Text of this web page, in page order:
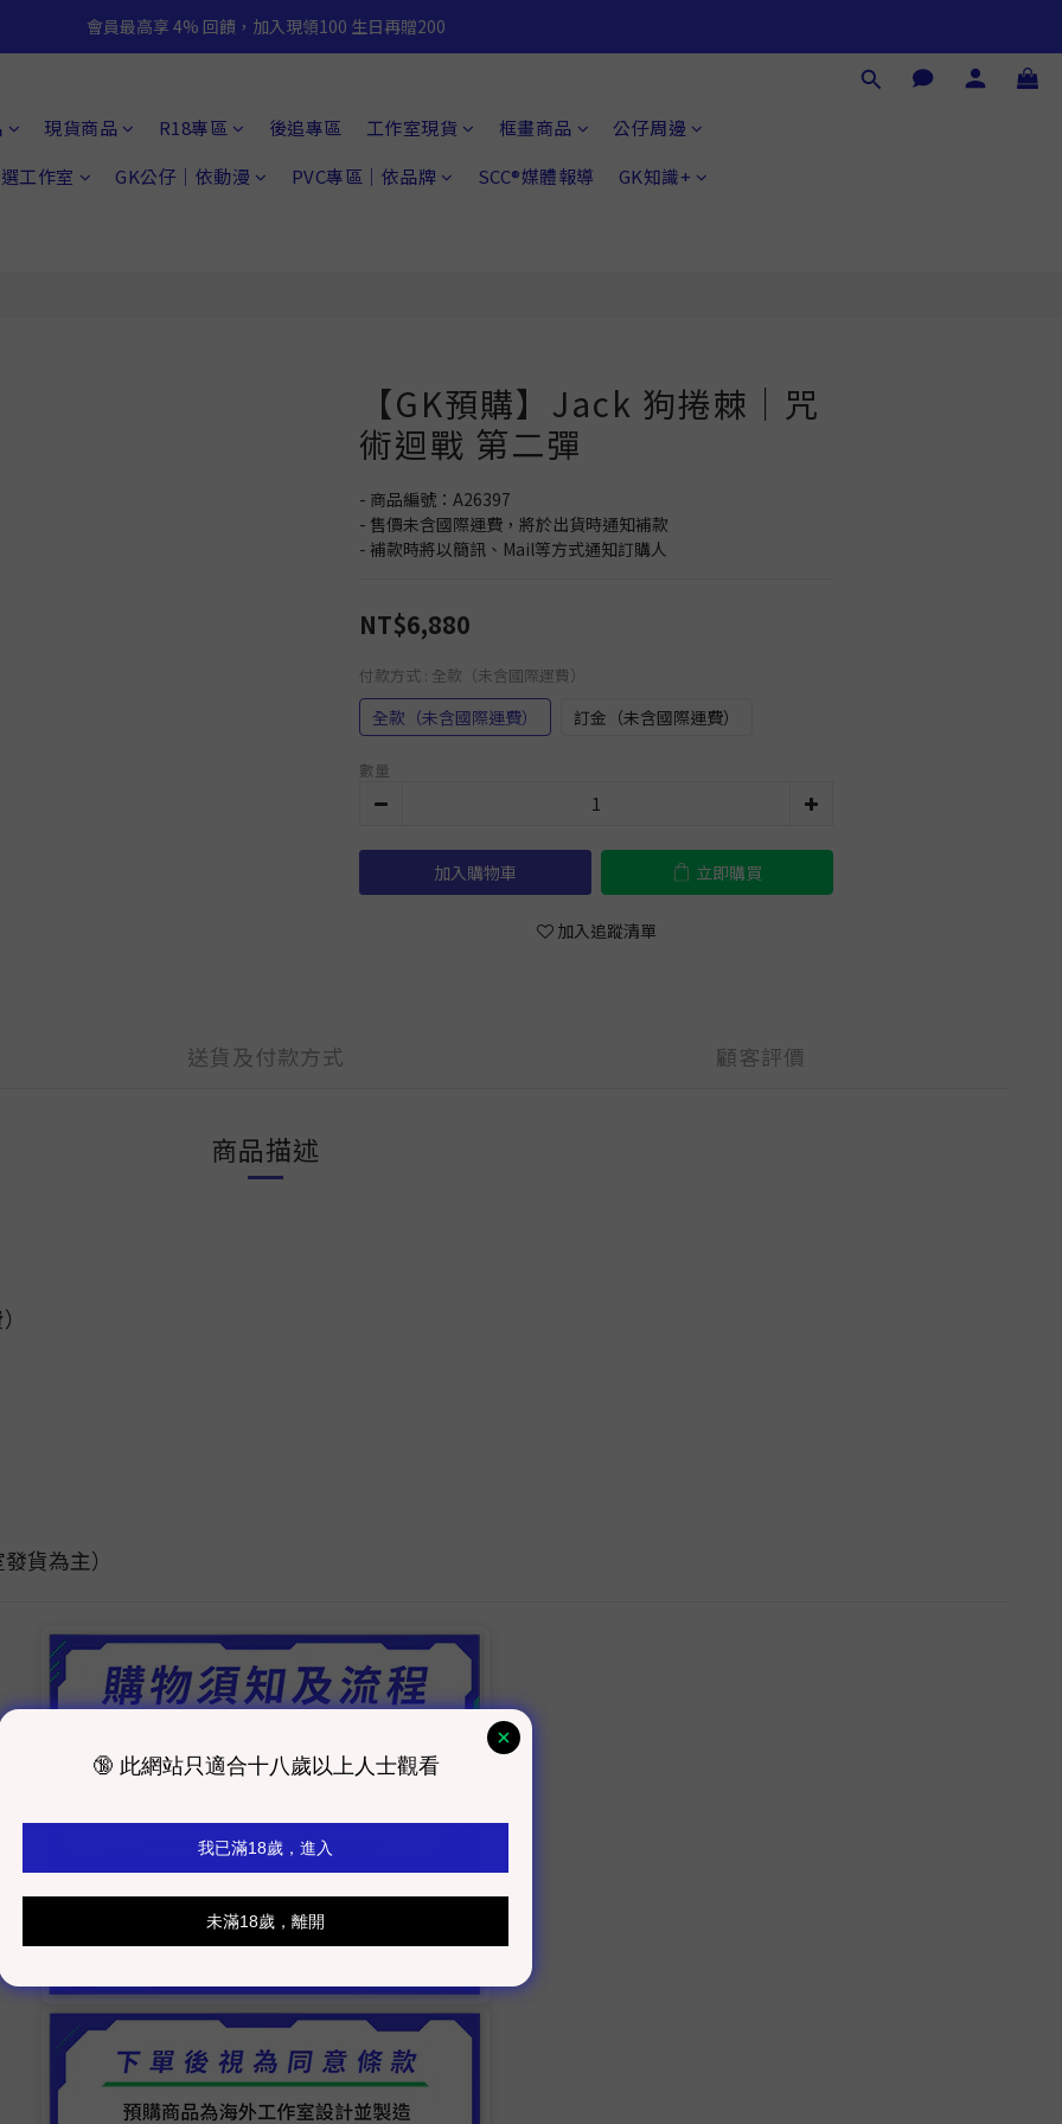
會員最高享 4% 回饋，加入現領100 生日再贈200
現貨商品 R18專區 後追專區 工作室現貨 框畫商品
公仔周邊
工作室
GK公仔｜依動漫 PVC專區｜依品牌 SCC®媒體報導 GK知識+
【GK預購】Jack 狗捲棘｜咒
術迴戰 第二彈
- 商品編號：A26397
- 售價未含國際運費，將於出貨時通知補款
- 補款時將以簡訊、Mail等方式通知訂購人
NT$6,880
付款方式 : 全款（未含國際運費）
全款（未含國際運費） 訂金（未含國際運費）
數量
加入購物車 立即購買
加入追蹤清單
送貨及付款方式 顧客評價
商品描述
貨為主）
立即購買